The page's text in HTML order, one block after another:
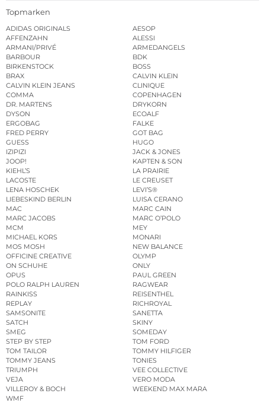
Topmarken
ADIDAS ORIGINALS
AESOP
AFFENZAHN
ALESSI
ARMANI/PRIVÉ
ARMEDANGELS
BARBOUR
BDK
BIRKENSTOCK
BOSS
BRAX
CALVIN KLEIN
CALVIN KLEIN JEANS
CLINIQUE
COMMA
COPENHAGEN
DR. MARTENS
DRYKORN
DYSON
ECOALF
ERGOBAG
FALKE
FRED PERRY
GOT BAG
GUESS
HUGO
IZIPIZI
JACK & JONES
JOOP!
KAPTEN & SON
KIEHL’S
LA PRAIRIE
LACOSTE
LE CREUSET
LENA HOSCHEK
LEVI’S®
LIEBESKIND BERLIN
LUISA CERANO
MAC
MARC CAIN
MARC JACOBS
MARC O’POLO
MCM
MEY
MICHAEL KORS
MONARI
MOS MOSH
NEW BALANCE
OFFICINE CREATIVE
OLYMP
ON SCHUHE
ONLY
OPUS
PAUL GREEN
POLO RALPH LAUREN
RAGWEAR
RAINKISS
REISENTHEL
REPLAY
RICHROYAL
SAMSONITE
SANETTA
SATCH
SKINY
SMEG
SOMEDAY
STEP BY STEP
TOM FORD
TOM TAILOR
TOMMY HILFIGER
TOMMY JEANS
TONIES
TRIUMPH
VEE COLLECTIVE
VEJA
VERO MODA
VILLEROY & BOCH
WEEKEND MAX MARA
WMF